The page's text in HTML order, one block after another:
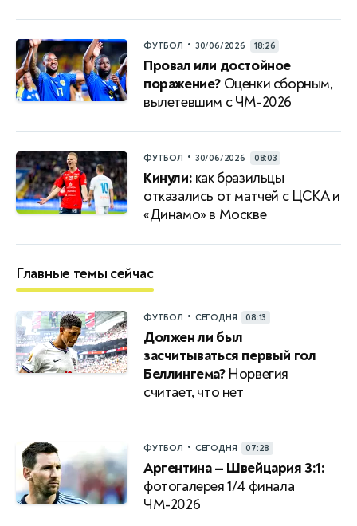
ФУТБОЛ • 30/06/2026 18:26
Провал или достойное
поражение? Оценки сборным,
вылетевшим с ЧМ-2026
ФУТБОЛ • 30/06/2026 08:03
Кинули: как бразильцы
отказались от матчей с ЦСКА и
«Динамо» в Москве
Главные темы сейчас
ФУТБОЛ • СЕГОДНЯ 08:13
Должен ли был
засчитываться первый гол
Беллингема?Норвегия
считает, что нет
ФУТБОЛ • СЕГОДНЯ 07:28
Аргентина — Швейцария 3:1:
фотогалерея 1/4 финала
ЧМ-2026